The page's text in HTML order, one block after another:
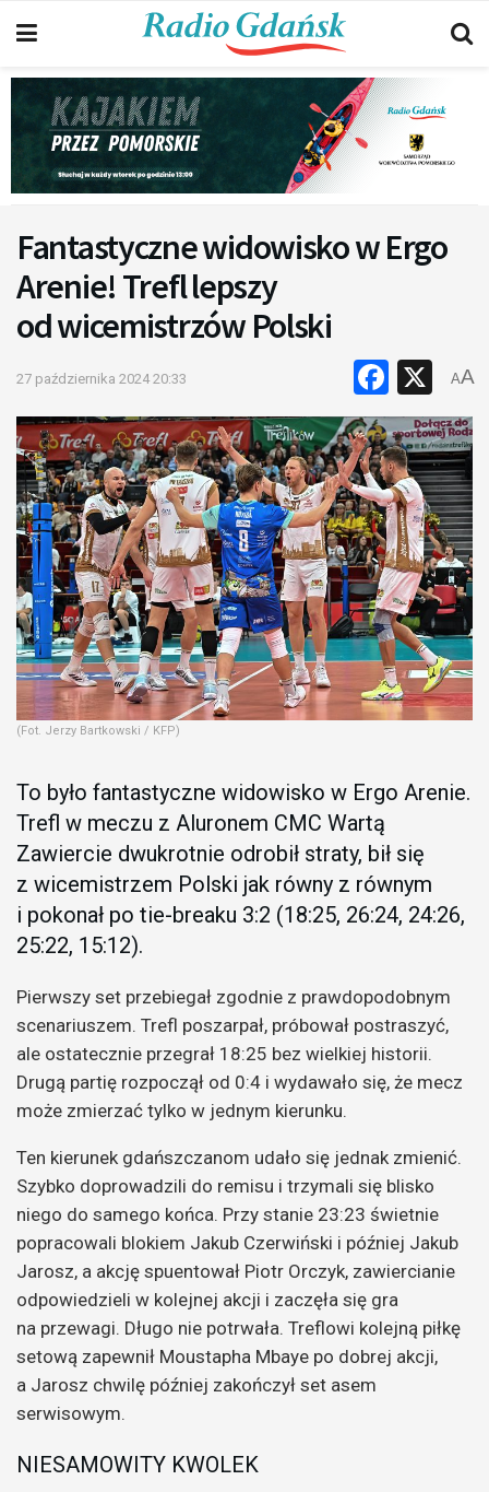
Fantastyczne widowisko w Ergo
Arenie! Trefl lepszy
od wicemistrzów Polski
27 października 2024 20:33 X
AA
(Fot. Jerzy Bartkowski / KFP)
To było fantastyczne widowisko w Ergo Arenie.
Trefl w meczu z Aluronem CMC Wartą
Zawiercie dwukrotnie odrobił straty, bił się
z wicemistrzem Polski jak równy z równym
i pokonał po tie-breaku 3:2 (18:25, 26:24, 24:26,
25:22, 15:12).
Pierwszy set przebiegał zgodnie z prawdopodobnym
scenariuszem. Trefl poszarpał, próbował postraszyć,
ale ostatecznie przegrał 18:25 bez wielkiej historii.
Drugą partię rozpoczął od 0:4 i wydawało się, że mecz
może zmierzać tylko w jednym kierunku.
Ten kierunek gdańszczanom udało się jednak zmienić.
Szybko doprowadzili do remisu i trzymali się blisko
niego do samego końca. Przy stanie 23:23 świetnie
popracowali blokiem Jakub Czerwiński i później Jakub
Jarosz, a akcję spuentował Piotr Orczyk, zawiercianie
odpowiedzieli w kolejnej akcji i zaczęła się gra
na przewagi. Długo nie potrwała. Treflowi kolejną piłkę
setową zapewnił Moustapha Mbaye po dobrej akcji,
a Jarosz chwilę później zakończył set asem
serwisowym.
NIESAMOWITY KWOLEK